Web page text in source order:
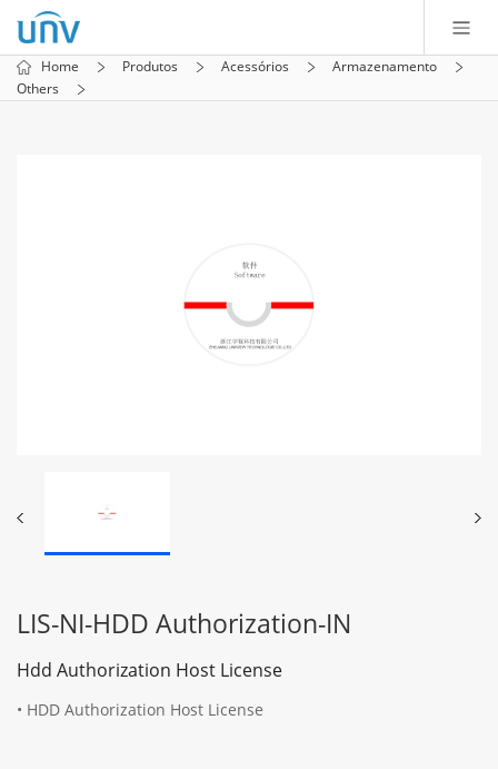
Home Produtos Acessórios
Armazenamento
Others
LIS-NI-HDD Authorization-IN
Hdd Authorization Host License
• HDD Authorization Host License